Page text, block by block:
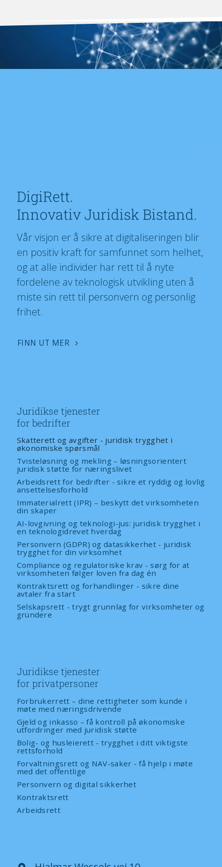
DigiRett.
Innovativ Juridisk Bistand.
Vår visjon er å sikre at digitaliseringen blir
en positiv kraft for samfunnet som helhet,
og at alle individer har rett til å nyte
fordelene av teknologisk utvikling uten å
miste sin rett til personvern og personlig
frihet.
FINN UT MER
Juridikse tjenester
for bedrifter
Skatterett og avgifter - juridisk trygghet i
økonomiske spørsmål
Tvisteløsning og mekling – løsningsorientert
juridisk støtte for næringslivet
Arbeidsrett for bedrifter - sikre et ryddig og lovlig
ansettelsesforhold
Immaterialrett (IPR) – beskytt det virksomheten
din skaper
AI-lovgivning og teknologi-jus: juridisk trygghet i
en teknologidrevet hverdag
Personvern (GDPR) og datasikkerhet - juridisk
trygghet for din virksomhet
Compliance og regulatoriske krav - sørg for at
virksomheten følger loven fra dag én
Kontraktsrett og forhandlinger - sikre dine
avtaler fra start
Selskapsrett - trygt grunnlag for virksomheter og
gründere
Juridikse tjenester
for privatpersoner
Forbrukerrett – dine rettigheter som kunde i
møte med næringsdrivende
Gjeld og inkasso – få kontroll på økonomiske
utfordringer med juridisk støtte
Bolig- og husleierett - trygghet i ditt viktigste
rettsforhold
Forvaltningsrett og NAV-saker - få hjelp i møte
med det offentlige
Personvern og digital sikkerhet
Kontraktsrett
Arbeidsrett